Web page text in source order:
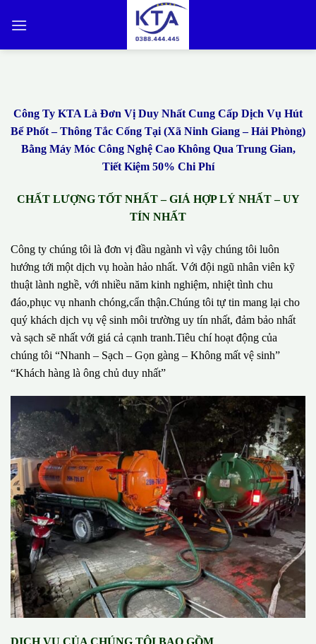
qua
Công Ty KTA Là Đơn Vị Duy Nhất Cung Cấp Dịch Vụ Hút
Bể Phốt – Thông Tắc Cống Tại (Xã Ninh Giang – Hải Phòng)
Bằng Máy Móc Công Nghệ Cao Không Qua Trung Gian,
Tiết Kiệm 50% Chi Phí
CHẤT LƯỢNG TỐT NHẤT – GIÁ HỢP LÝ NHẤT – UY
TÍN NHẤT
Công ty chúng tôi là đơn vị đầu ngành vì vậy chúng tôi luôn
hướng tới một dịch vụ hoàn hảo nhất. Với đội ngũ nhân viên kỹ
thuật lành nghề, với nhiều năm kinh nghiệm, nhiệt tình chu
đáo,phục vụ nhanh chóng,cẩn thận.Chúng tôi tự tin mang lại cho
quý khách dịch vụ vệ sinh môi trường uy tín nhất, đảm bảo nhất
và sạch sẽ nhất với giá cả cạnh tranh.Tiêu chí hoạt động của
chúng tôi “Nhanh – Sạch – Gọn gàng – Không mất vệ sinh”
“Khách hàng là ông chủ duy nhất”
DỊCH VỤ CỦA CHÚNG TÔI BAO GỒM